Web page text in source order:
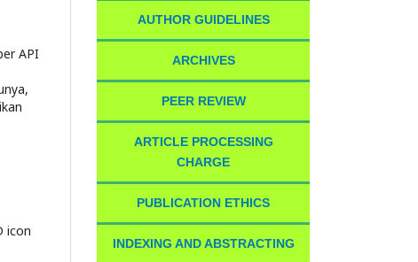
API
AUTHOR GUIDELINES
ARCHIVES
PEER REVIEW
ARTICLE PROCESSING
CHARGE
PUBLICATION ETHICS
INDEXING AND ABSTRACTING